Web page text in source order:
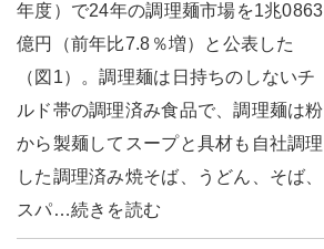
年度）で24年の調理麺市場を1兆0863
億円（前年比7.8％増）と公表した
（図1）。調理麺は日持ちのしないチ
ルド帯の調理済み食品で、調理麺は粉
から製麺してスープと具材も自社調理
した調理済み焼そば、うどん、そば、
スパ…続きを読む